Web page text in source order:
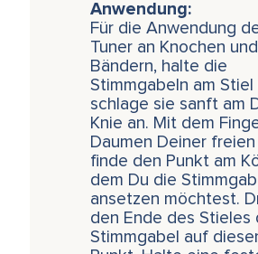
Anwendung:
Für die Anwendung
Tuner an Knochen und
Bändern, halte die
Stimmgabeln am Stiel
schlage sie sanft am
Knie an. Mit dem
Daumen Deiner freien
finde den Punkt am
dem Du die
ansetzen möchtest.
den Ende des Stieles
Stimmgabel auf